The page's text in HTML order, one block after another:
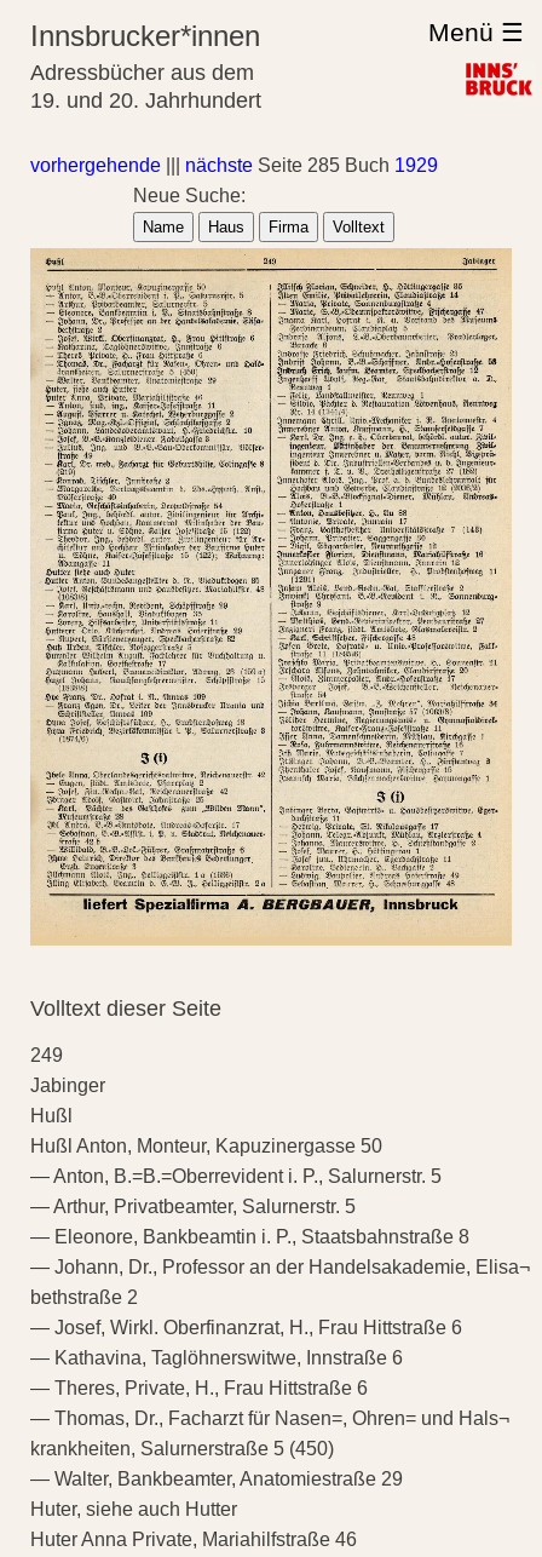
Innsbrucker*innen
Adressbücher aus dem
19. und 20. Jahrhundert
Menü ☰
vorhergehende nächste Seite 285 Buch 1929
Neue Suche:
Name Haus Firma Volltext
Volltext dieser Seite
249
Jabinger
Hußl
Hußl Anton, Monteur, Kapuzinergasse 50
— Anton, B.=B.=Oberrevident i. P., Salurnerstr. 5
— Arthur, Privatbeamter, Salurnerstr. 5
— Eleonore, Bankbeamtin i. P., Staatsbahnstraße 8
— Johann, Dr., Professor an der Handelsakademie, Elisa¬
bethstraße 2
— Josef, Wirkl. Oberfinanzrat, H., Frau Hittstraße 6
— Kathavina, Taglöhnerswitwe, Innstraße 6
— Theres, Private, H., Frau Hittstraße 6
— Thomas, Dr., Facharzt für Nasen=, Ohren= und Hals¬
krankheiten, Salurnerstraße 5 (450)
— Walter, Bankbeamter, Anatomiestraße 29
Huter, siehe auch Hutter
Huter Anna Private, Mariahilfstraße 46